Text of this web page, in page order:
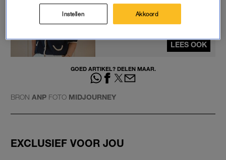
alleen met de kinderen:
'Genieten voordat ik ze weer
even moet missen'
LEES OOK
GOED ARTIKEL? DELEN MAAR.
BRON ANP FOTO MIDJOURNEY
EXCLUSIEF VOOR JOU
Instellen Akkoord